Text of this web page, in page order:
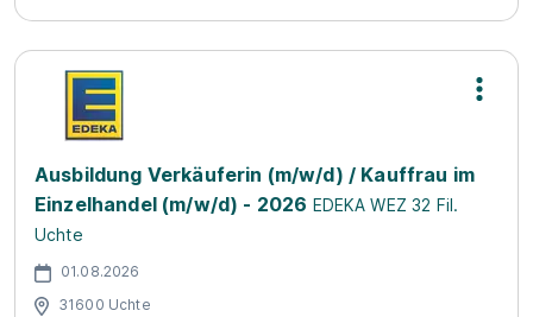
Ausbildung Verkäuferin (m/w/d) / Kauffrau im
Einzelhandel (m/w/d) - 2026 EDEKA WEZ 32 Fil.
Uchte
01.08.2026
31600 Uchte